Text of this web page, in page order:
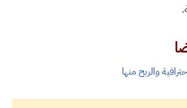
والربح منها